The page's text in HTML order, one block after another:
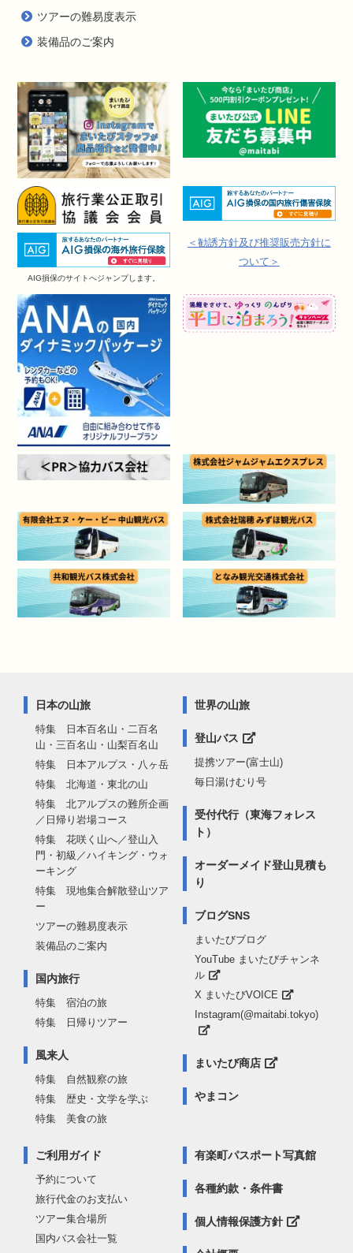
ツアーの難易度表示
装備品のご案内
AIG損保のサイトへジャンプします。
＜勧誘方針及び推奨販売方針に
ついて＞
日本の山旅
特集 日本百名山・二百名
山・三百名山・山梨百名山
特集 日本アルプス・八ヶ岳
特集 北海道・東北の山
特集 北アルプスの難所企画
／日帰り岩場コース
特集 花咲く山へ／登山入
門・初級／ハイキング・ウォ
ーキング
特集 現地集合解散登山ツア
ー
ツアーの難易度表示
装備品のご案内
国内旅行
特集 宿泊の旅
特集 日帰りツアー
風来人
特集 自然観察の旅
特集 歴史・文学を学ぶ
特集 美食の旅
世界の山旅
登山バス
提携ツアー(富士山)
毎日湯けむり号
受付代行（東海フォレス
ト）
オーダーメイド登山見積も
り
ブログSNS
まいたびブログ
YouTube まいたびチャンネ
ル
X まいたびVOICE
Instagram(@maitabi.tokyo)
まいたび商店
やまコン
ご利用ガイド
予約について
旅行代金のお支払い
ツアー集合場所
国内バス会社一覧
有楽町パスポート写真館
各種約款・条件書
個人情報保護方針